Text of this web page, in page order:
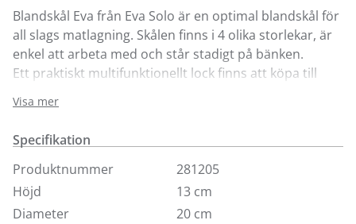
Blandskål Eva från Eva Solo är en optimal blandskål för
all slags matlagning. Skålen finns i 4 olika storlekar, är
enkel att arbeta med och står stadigt på bänken.
Ett praktiskt multifunktionellt lock finns att köpa till
maskindisk och upp till 100⁰C. Plasten som skålen är
tillverkad av kan återanvändas. Se gärna locket till
skålenhär.
Blandskål Eva finns att köpa på Kungens Kurvabutikens
inredningsavdelning. Välkommen in!
Visa mer
Specifikation
Produktnummer
281205
Höjd
13 cm
Diameter
20 cm